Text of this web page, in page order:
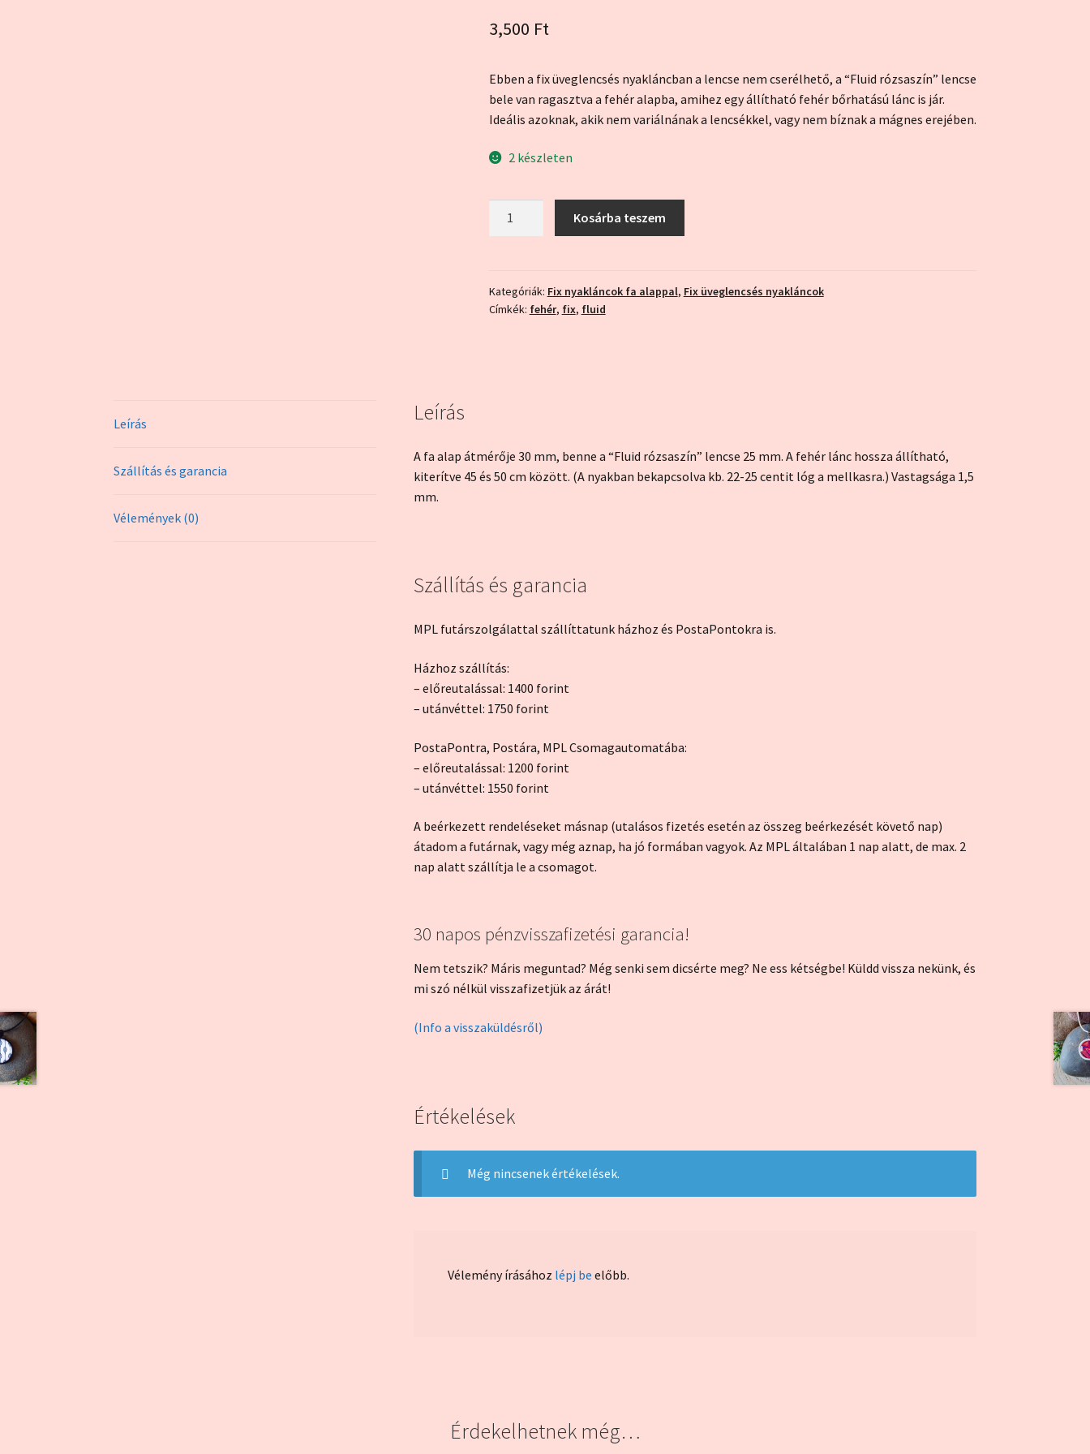
3,500 Ft
Ebben a fix üveglencsés nyakláncban a lencse nem cserélhető, a “Fluid rózsaszín” lencse
bele van ragasztva a fehér alapba, amihez egy állítható fehér bőrhatású lánc is jár.
Ideális azoknak, akik nem variálnának a lencsékkel, vagy nem bíznak a mágnes erejében.
2 készleten
(fix
nyaklánc)
Kosárba teszem
Kategóriák: Fix nyakláncok fa alappal, Fix üveglencsés nyakláncok
Címkék: fehér, fix, fluid
Leírás
Szállítás és garancia
Vélemények (0)
Leírás
A fa alap átmérője 30 mm, benne a “Fluid rózsaszín” lencse 25 mm. A fehér lánc hossza állítható,
kiterítve 45 és 50 cm között. (A nyakban bekapcsolva kb. 22-25 centit lóg a mellkasra.) Vastagsága 1,5
mm.
Szállítás és garancia
MPL futárszolgálattal szállíttatunk házhoz és PostaPontokra is.
Házhoz szállítás:
– előreutalással: 1400 forint
– utánvéttel: 1750 forint
PostaPontra, Postára, MPL Csomagautomatába:
– előreutalással: 1200 forint
– utánvéttel: 1550 forint
A beérkezett rendeléseket másnap (utalásos fizetés esetén az összeg beérkezését követő nap)
átadom a futárnak, vagy még aznap, ha jó formában vagyok. Az MPL általában 1 nap alatt, de max. 2
nap alatt szállítja le a csomagot.
30 napos pénzvisszafizetési garancia!
Nem tetszik? Máris meguntad? Még senki sem dicsérte meg? Ne ess kétségbe! Küldd vissza nekünk, és
mi szó nélkül visszafizetjük az árát!
(Info a visszaküldésről)
Értékelések
Még nincsenek értékelések.
Vélemény írásához lépj be előbb.
Érdekelhetnek még…